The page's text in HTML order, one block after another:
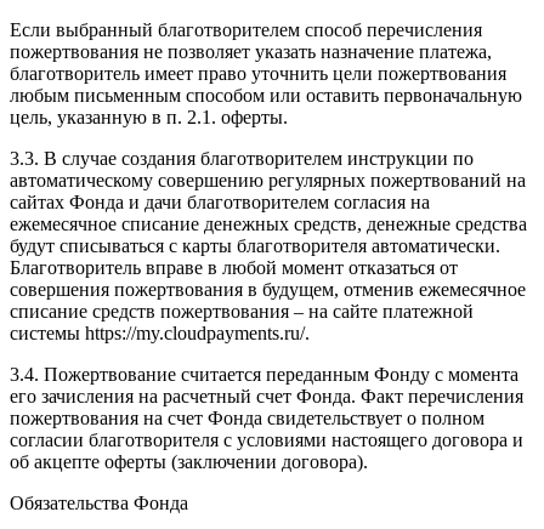
Если выбранный благотворителем способ перечисления
пожертвования не позволяет указать назначение платежа,
благотворитель имеет право уточнить цели пожертвования
любым письменным способом или оставить первоначальную
цель, указанную в п. 2.1. оферты.
3.3. В случае создания благотворителем инструкции по
автоматическому совершению регулярных пожертвований на
сайтах Фонда и дачи благотворителем согласия на
ежемесячное списание денежных средств, денежные средства
будут списываться с карты благотворителя автоматически.
Благотворитель вправе в любой момент отказаться от
совершения пожертвования в будущем, отменив ежемесячное
списание средств пожертвования – на сайте платежной
системы https://my.cloudpayments.ru/.
3.4. Пожертвование считается переданным Фонду с момента
его зачисления на расчетный счет Фонда. Факт перечисления
пожертвования на счет Фонда свидетельствует о полном
согласии благотворителя с условиями настоящего договора и
об акцепте оферты (заключении договора).
Обязательства Фонда